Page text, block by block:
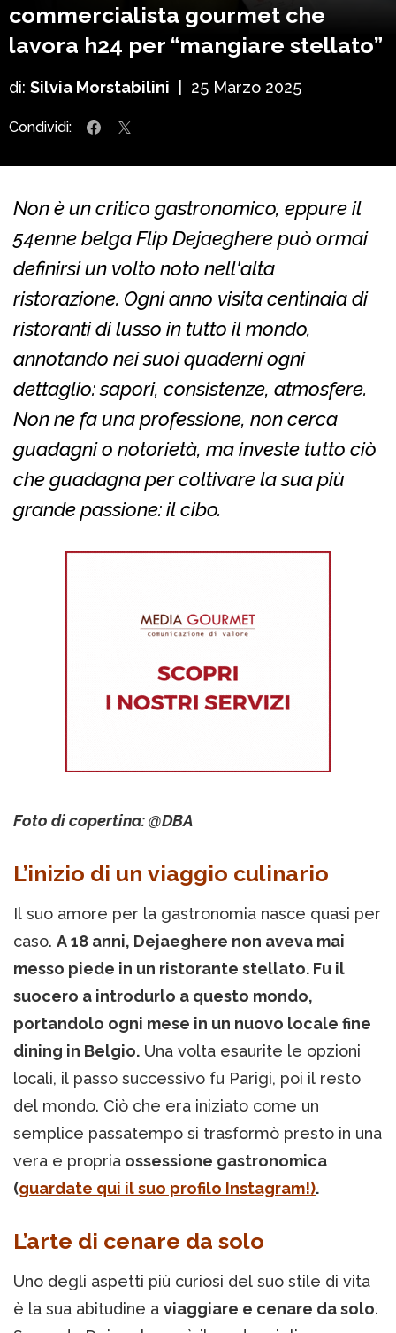
commercialista gourmet che
lavora h24 per “mangiare stellato”
di: Silvia Morstabilini 25 Marzo 2025
Condividi:
Non è un critico gastronomico, eppure il
54enne belga Flip Dejaeghere può ormai
definirsi un volto noto nell'alta
ristorazione. Ogni anno visita centinaia di
ristoranti di lusso in tutto il mondo,
annotando nei suoi quaderni ogni
dettaglio: sapori, consistenze, atmosfere.
Non ne fa una professione, non cerca
guadagni o notorietà, ma investe tutto ciò
che guadagna per coltivare la sua più
grande passione: il cibo.
Foto di copertina: @DBA
L’inizio di un viaggio culinario
Il suo amore per la gastronomia nasce quasi per
caso. A 18 anni, Dejaeghere non aveva mai
messo piede in un ristorante stellato. Fu il
suocero a introdurlo a questo mondo,
portandolo ogni mese in un nuovo locale fine
dining in Belgio. Una volta esaurite le opzioni
locali, il passo successivo fu Parigi, poi il resto
del mondo. Ciò che era iniziato come un
semplice passatempo si trasformò presto in una
vera e propria ossessione gastronomica
(guardate qui il suo profilo Instagram!).
L’arte di cenare da solo
Uno degli aspetti più curiosi del suo stile di vita
è la sua abitudine a viaggiare e cenare da solo.